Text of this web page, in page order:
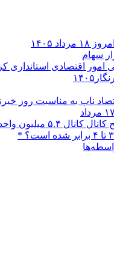
۱۴۰۵
امور اقتصادی
ناب به مناسبت روز
میلیون واحدی*